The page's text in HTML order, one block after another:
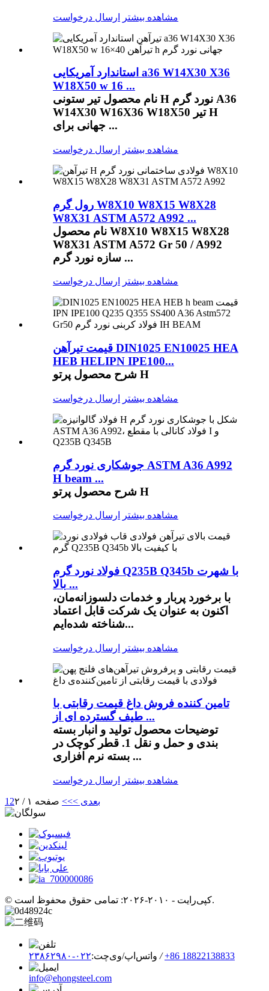
مشاهده بیشتر ارسال درخواست
استاندارد آمریکایی a36 W14X30 X36
W18X50 w 16 ...
نام محصول تیر ستونی H نورد گرم A36
W14X30 W16X36 W18X50 تیر H
جهانی برای ...
مشاهده بیشتر ارسال درخواست
رول گرم W8X10 W8X15 W8X28
W8X31 ASTM A572 A992 ...
نام محصول W8X10 W8X15 W8X28
W8X31 ASTM A572 Gr 50 / A992
سازه نورد گرم ...
مشاهده بیشتر ارسال درخواست
قیمت تیرآهن DIN1025 EN10025 HEA
HEB HELIPN IPE100...
شرح محصول پرتو H
مشاهده بیشتر ارسال درخواست
جوشکاری نورد گرم ASTM A36 A992
H beam ...
شرح محصول پرتو H
مشاهده بیشتر ارسال درخواست
فولاد نورد گرم Q235B Q345b با شهرت
بالا ...
با برخورد پربار و خدمات دلسوزانه‌مان،
اکنون به عنوان یک شرکت قابل اعتماد
شناخته شده‌ایم...
مشاهده بیشتر ارسال درخواست
تامین کننده فروش داغ قیمت رقابتی با
طیف گسترده ای از ...
توضیحات محصول تولید و انبار بسته
بندی و حمل و نقل 1. قطر کوچک در
بسته نرم افزاری ...
مشاهده بیشتر ارسال درخواست
1 2 بعدی >>> صفحه ۱ / ۲
© کپی‌رایت - ۲۰۱۰-۲۰۲۶: تمامی حقوق محفوظ است.
واتس‌اپ/وی‌چت:۰۲۲-۲۳۸۶۲۹۸۰ / ‎+86 18822138833‎
info@ehongsteel.com